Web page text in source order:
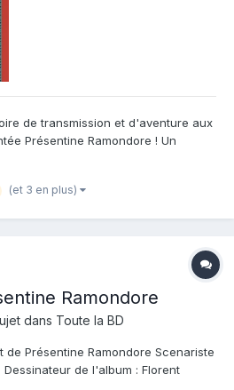
de transmission et d'aventure aux
Présentine Ramondore ! Un
à la confection presque
qu'il tienne encore debout...
(et 3 en plus)
Ramondore
dans Toute la BD
Présentine Ramondore Scenariste
de l'album : Florent